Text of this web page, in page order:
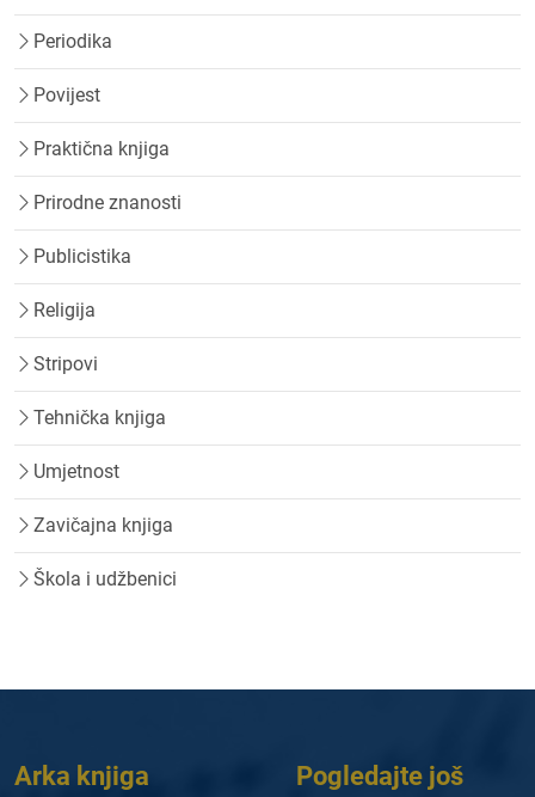
Periodika
Povijest
Praktična knjiga
Prirodne znanosti
Publicistika
Religija
Stripovi
Tehnička knjiga
Umjetnost
Zavičajna knjiga
Škola i udžbenici
Arka knjiga Pogledajte još